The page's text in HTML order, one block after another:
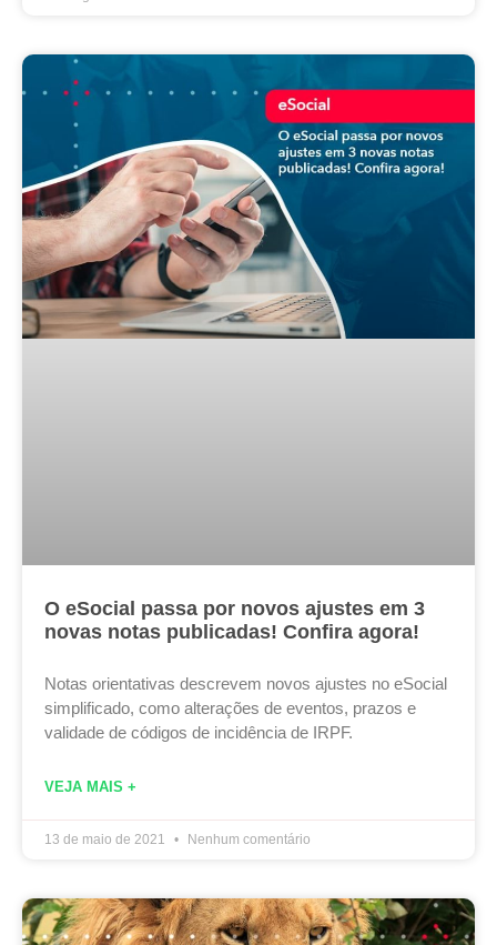
O eSocial passa por novos ajustes em 3
novas notas publicadas! Confira agora!
Notas orientativas descrevem novos ajustes no eSocial
simplificado, como alterações de eventos, prazos e
validade de códigos de incidência de IRPF.
VEJA MAIS +
13 de maio de 2021 Nenhum comentário